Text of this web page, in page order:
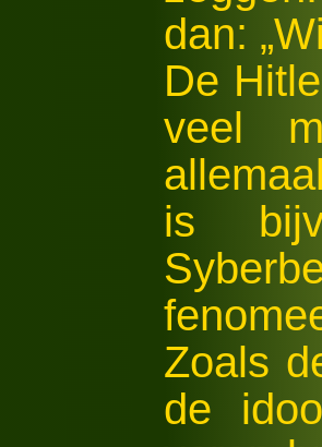
dan:
De
veel
is
Zoals
de